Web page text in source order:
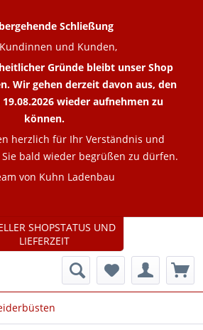
SHOPSTATUS UND
LIEFERZEIT
Schließung
und Kunden,
Gründe bleibt unser Shop
Wir gehen derzeit davon aus, den
wieder aufnehmen zu
können.
herzlich für Ihr Verständnis und
bald wieder begrüßen zu dürfen.
von Kuhn Ladenbau